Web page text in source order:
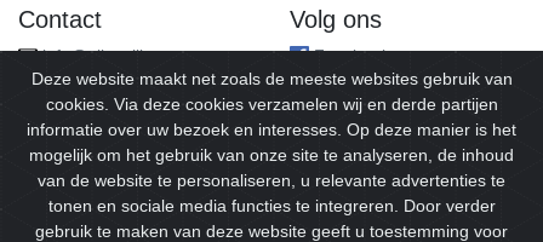
Contact
info@alleveilingen.net
Volg ons
Facebook
© 2026Alleveilingen.Alle rechten voorbehouden.
Deze website maakt net zoals de meeste websites gebruik van
cookies. Via deze cookies verzamelen wij en derde partijen
informatie over uw bezoek en interesses. Op deze manier is het
mogelijk om het gebruik van onze site te analyseren, de inhoud
van de website te personaliseren, u relevante advertenties te
tonen en sociale media functies te integreren. Door verder
gebruik te maken van deze website geeft u toestemming voor